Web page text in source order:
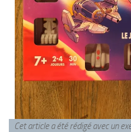
Cet article a été rédigé avec un